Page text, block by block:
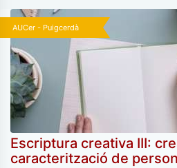
AUCer - Puigcerdà
Escriptura creativa III:
caracterització de